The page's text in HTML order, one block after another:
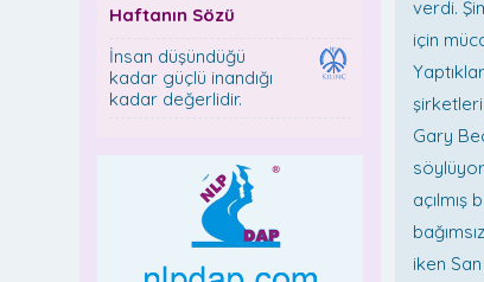
Haftanın Sözü
İnsan düşündüğü
kadar güçlü inandığı
kadar değerlidir.
verdi.
için
Gary
iken